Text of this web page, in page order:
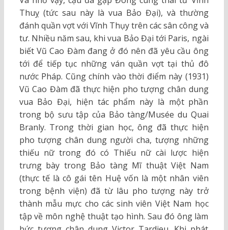
Thuỵ (tức sau này là vua Bảo Đại), và thường
đánh quần vợt với Vĩnh Thụy trên các sân công và
tư. Nhiều năm sau, khi vua Bảo Đại tới Paris, ngài
biết Vũ Cao Đàm đang ở đó nên đã yêu cầu ông
tới để tiếp tục những ván quần vợt tại thủ đô
nước Pháp. Cũng chính vào thời điểm này (1931)
Vũ Cao Đàm đã thực hiện pho tượng chân dung
vua Bảo Đại, hiện tác phẩm này là một phần
trong bộ sưu tập của Bảo tàng/Musée du Quai
Branly. Trong thời gian học, ông đã thực hiện
pho tượng chân dung người cha, tượng những
thiếu nữ trong đó có Thiếu nữ cài lược hiện
trưng bày trong Bảo tàng Mĩ thuật Việt Nam
(thực tế là cô gái tên Huệ vốn là một nhân viên
trong bệnh viện) đã từ lâu pho tượng này trở
thành mẫu mực cho các sinh viên Việt Nam học
tập về môn nghệ thuật tạo hình. Sau đó ông làm